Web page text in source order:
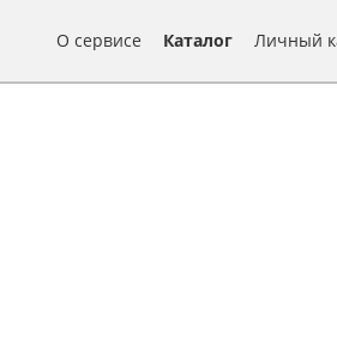
О сервисе Каталог Личный